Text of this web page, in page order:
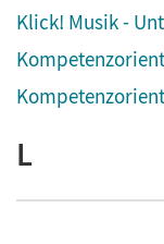
Klick! Musik -
L